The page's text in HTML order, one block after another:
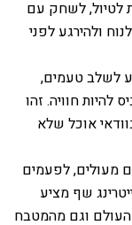
לטיול, לשחק עם
ולהירגע לפני
לשלב טעמים,
להיות חוויה. זהו
אוכל שלא
מעולים, לפעמים
שף מציע
העולם וגם מהמטבח